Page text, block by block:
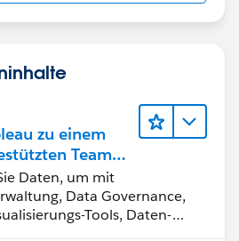
zu einem
Team
Daten, um mit
Data Governance,
Tools, Daten-